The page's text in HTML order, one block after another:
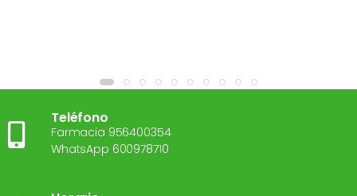
Teléfono
Farmacia 956400354
WhatsApp 600978710